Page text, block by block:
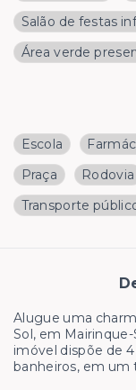
Salão de festas
Área verde
Escola
Praça
Rodovia
Transporte
Alugue uma
Sol, em
imóvel dispõe de
banheiros, em um